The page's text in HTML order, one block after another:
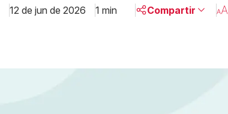
12 de jun de 2026 1 min Compartir